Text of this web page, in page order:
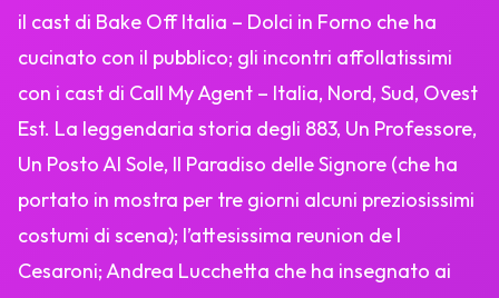
il cast di Bake Off Italia – Dolci in Forno che ha
cucinato con il pubblico; gli incontri affollatissimi
con i cast di Call My Agent – Italia, Nord, Sud, Ovest
Est. La leggendaria storia degli 883, Un Professore,
Un Posto Al Sole, Il Paradiso delle Signore (che ha
portato in mostra per tre giorni alcuni preziosissimi
costumi di scena); l’attesissima reunion de I
Cesaroni; Andrea Lucchetta che ha insegnato ai